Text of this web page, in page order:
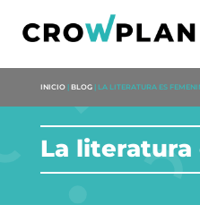
INICIO| BLOG| LA LITERATURA ES
La literatura